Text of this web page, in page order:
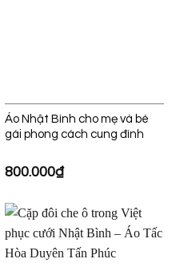
Áo Nhật Bình cho mẹ và bé
gái phong cách cung đình
800.000₫